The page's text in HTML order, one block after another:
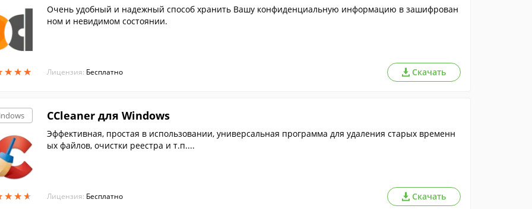
★★★
★★★
Очень удобный и надежный способ хранить Вашу конфиденциальную информацию в зашифрован
ном и невидимом состоянии.
Лицензия: Бесплатно Скачать
★★★
★★★
CCleaner для Windows
Эффективная, простая в использовании, универсальная программа для удаления старых временн
ых файлов, очистки реестра и т.п....
Лицензия: Бесплатно Скачать